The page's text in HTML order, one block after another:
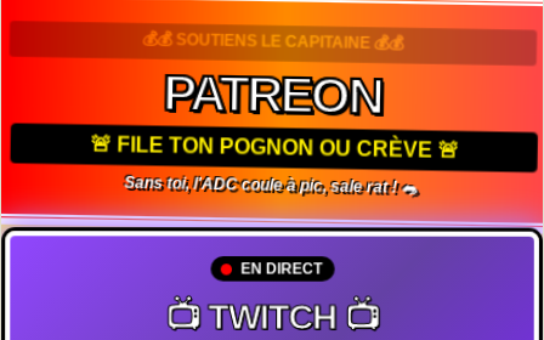
💰💰 SOUTIENS LE CAPITAINE 💰💰
PATREON
🚨 FILE TON POGNON OU CRÈVE 🚨
Sans toi, l'ADC coule à pic, sale rat ! 🐀
EN DIRECT
📺 TWITCH 📺